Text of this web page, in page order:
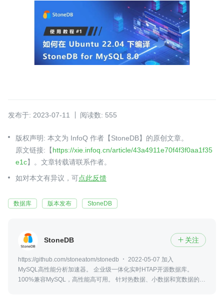
发布于: 2023-07-11 阅读数: 555
版权声明: 本文为 InfoQ 作者【StoneDB】的原创文章。
原文链接:【https://xie.infoq.cn/article/43a4911e70f4f3f0aa1f35
e1c】。文章转载请联系作者。
如对本文有异议，可点此反馈
数据库 版本发布 StoneDB
StoneDB  关注
https://github.com/stoneatom/stonedb
2022-05-07 加入
MySQL高性能分析加速器。 企业级一体化实时HTAP开源数据库。
100%兼容MySQL，高性能高可用。 针对热数据、小数据和宽数据的分